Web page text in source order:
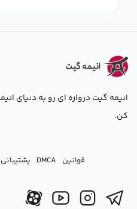
انیمه گیت دروازه ای رو به دنیای
کن.
قوانین DMCA پشتیبانی